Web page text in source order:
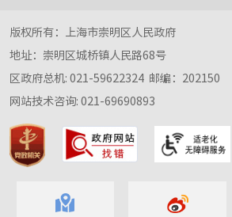
版权所有：上海市崇明区人民政府
地址：崇明区城桥镇人民路68号
区政府总机: 021-59622324 邮编：202150
网站技术咨询: 021-69690893